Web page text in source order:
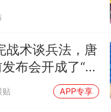
战术谈兵法，唐
布会开成了“军
贴 APP专享